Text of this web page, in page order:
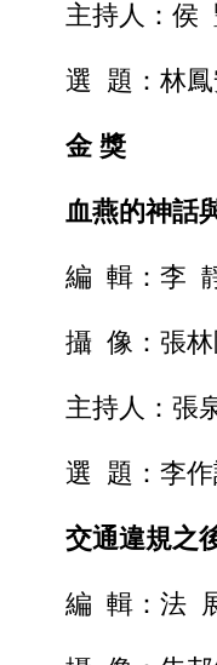
主持人：侯
選 題：林鳳
金 獎
血燕的神話
編 輯：李 靜
攝 像：張林
主持人：張
選 題：李作
交通違規之
編 輯：法